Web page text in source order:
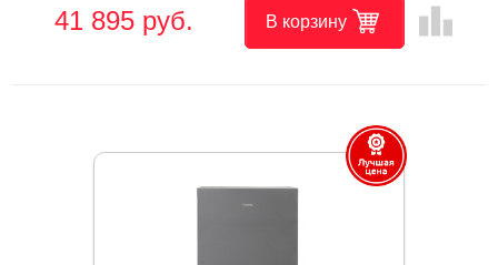
41 895 руб. В корзину leaderboard